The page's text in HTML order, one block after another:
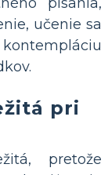
učenie sa
kontempláciu
pri
pretože